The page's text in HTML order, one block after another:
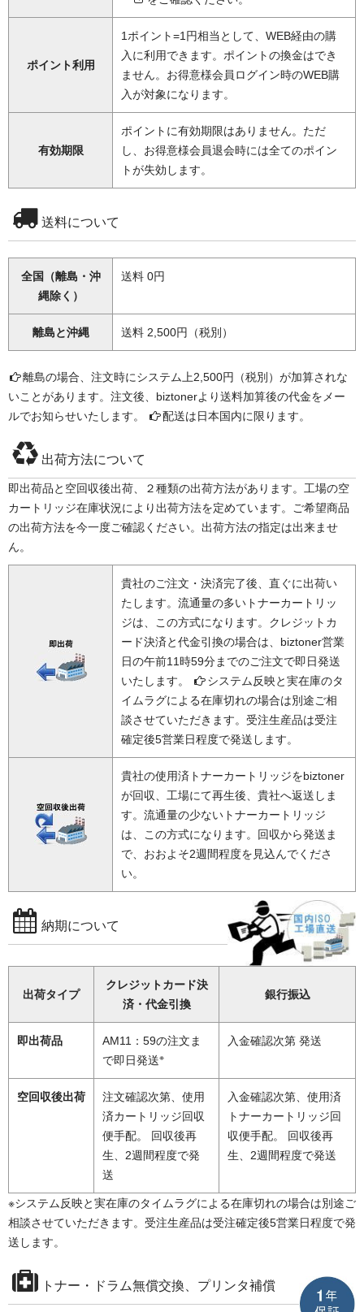
ポイント利用
1ポイント=1円相当として、WEB経由の購
入に利用できます。ポイントの換金はでき
ません。お得意様会員ログイン時のWEB購
入が対象になります。
有効期限
ポイントに有効期限はありません。ただ
し、お得意様会員退会時には全てのポイン
トが失効します。
送料について
全国（離島・沖
縄除く）
送料 0円
離島と沖縄 送料 2,500円（税別）
離島の場合、注文時にシステム上2,500円（税別）が加算されな
いことがあります。注文後、biztonerより送料加算後の代金をメー
ルでお知らせいたします。
配送は日本国内に限ります。
出荷方法について
即出荷品と空回収後出荷、２種類の出荷方法があります。工場の空
カートリッジ在庫状況により出荷方法を定めています。ご希望商品
の出荷方法を今一度ご確認ください。出荷方法の指定は出来ませ
ん。
貴社のご注文・決済完了後、直ぐに出荷い
たします。流通量の多いトナーカートリッ
ジは、この方式になります。クレジットカ
ード決済と代金引換の場合は、biztoner営業
日の午前11時59分までのご注文で即日発送
いたします。
システム反映と実在庫のタ
イムラグによる在庫切れの場合は別途ご相
談させていただきます。受注生産品は受注
確定後5営業日程度で発送します。
貴社の使用済トナーカートリッジをbiztoner
が回収、工場にて再生後、貴社へ返送しま
す。流通量の少ないトナーカートリッジ
は、この方式になります。回収から発送ま
で、おおよそ2週間程度を見込んでくださ
い。
納期について
出荷タイプ
クレジットカード決
済・代金引換
銀行振込
即出荷品
AM11：59の注文ま
で即日発送※
入金確認次第 発送
空回収後出荷
注文確認次第、使用
済カートリッジ回収
便手配。 回収後再
生、2週間程度で発
送
入金確認次第、使用済
トナーカートリッジ回
収便手配。 回収後再
生、2週間程度で発送
※システム反映と実在庫のタイムラグによる在庫切れの場合は別途ご
相談させていただきます。受注生産品は受注確定後5営業日程度で発
送します。
トナー・ドラム無償交換、プリンタ補償